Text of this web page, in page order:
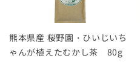
熊本県産 桜野園・ひいじいち
ゃんが植えたむかし茶 80g